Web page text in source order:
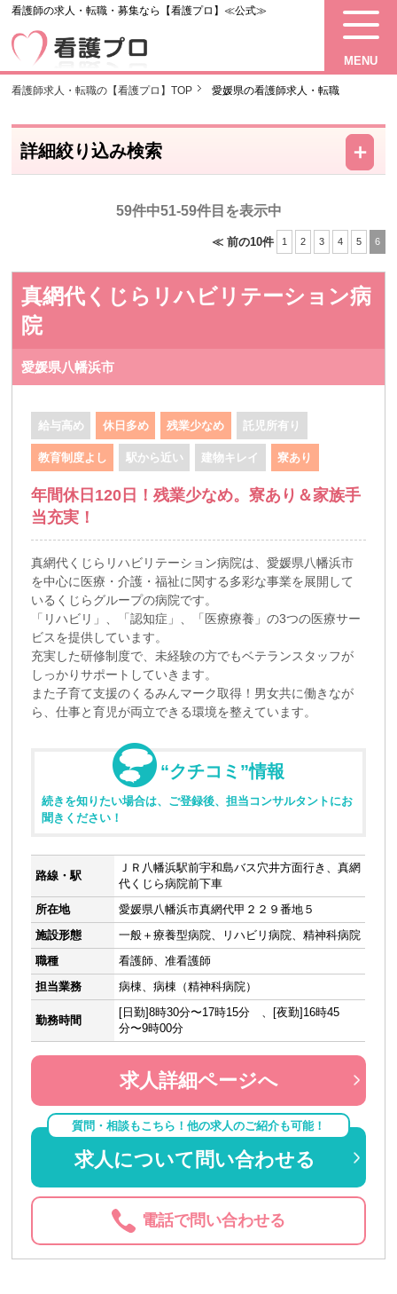
看護師の求人・転職・募集なら【看護プロ】≪公式≫
MENU
看護師求人・転職の【看護プロ】TOP 愛媛県の看護師求人・転職
詳細絞り込み検索 －
＋
59件中51-59件目を表示中
≪ 前の10件 1 2 3 4 5 6
真網代くじらリハビリテーション病
院
愛媛県八幡浜市
給与高め 休日多め 残業少なめ 託児所有り
教育制度よし 駅から近い 建物キレイ 寮あり
年間休日120日！残業少なめ。寮あり＆家族手
当充実！
真網代くじらリハビリテーション病院は、愛媛県八幡浜市
を中心に医療・介護・福祉に関する多彩な事業を展開して
いるくじらグループの病院です。
「リハビリ」、「認知症」、「医療療養」の3つの医療サー
ビスを提供しています。
充実した研修制度で、未経験の方でもベテランスタッフが
しっかりサポートしていきます。
また子育て支援のくるみんマーク取得！男女共に働きなが
ら、仕事と育児が両立できる環境を整えています。
“クチコミ”情報
続きを知りたい場合は、ご登録後、担当コンサルタントにお
聞きください！
路線・駅
ＪＲ八幡浜駅前宇和島バス穴井方面行き、真網
代くじら病院前下車
所在地
愛媛県八幡浜市真網代甲２２９番地５
施設形態
一般＋療養型病院、リハビリ病院、精神科病院
職種
看護師、准看護師
担当業務
病棟、病棟（精神科病院）
勤務時間
[日勤]8時30分〜17時15分 、[夜勤]16時45
分〜9時00分
求人詳細ページへ
質問・相談もこちら！他の求人のご紹介も可能！
求人について問い合わせる
電話で問い合わせる